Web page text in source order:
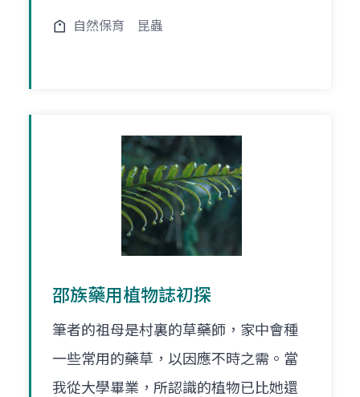
自然保育 昆蟲
邵族藥用植物誌初探
筆者的祖母是村裏的草藥師，家中會種
一些常用的藥草，以因應不時之需。當
我從大學畢業，所認識的植物已比她還